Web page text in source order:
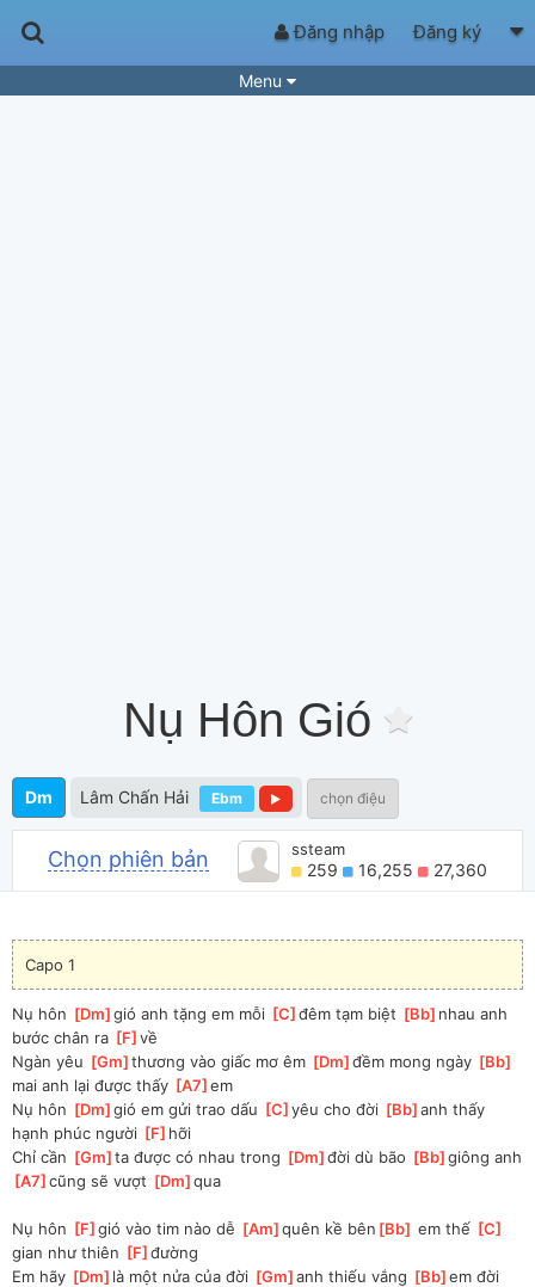
Đăng nhập Đăng ký
Menu
Nụ Hôn Gió
Dm Lâm Chấn Hải Ebm chọn điệu
Chọn phiên bản ssteam
259 16,255 27,360
Capo 1
Nụ hôn [Dm ]
gió anh tặng em mỗi [C ]
đêm tạm biệt [Bb ]nhau anh
bước chân ra [F ]
về
Ngàn yêu [Gm ]thương vào giấc mơ êm [Dm ]
đềm mong ngày [Bb
mai anh lại được thấy [A7 ]
em
Nụ hôn [Dm ]
gió em gửi trao dấu [C ]
yêu cho đời [Bb ]
anh thấy
hạnh phúc người [F ]hỡi
Chỉ cần [Gm ]ta được có nhau trong [Dm ]
đời dù bão [Bb ]
[A7 ]
cũng sẽ vượt [Dm ]
qua
Nụ hôn [F ]
gió vào tim nào dễ [Am ]
quên kề bên [Bb ] em thế [C
gian như thiên [F ]
đường
Em hãy [Dm ]là một nửa của đời [Gm ]
anh thiếu vắng [Bb ]
em đời